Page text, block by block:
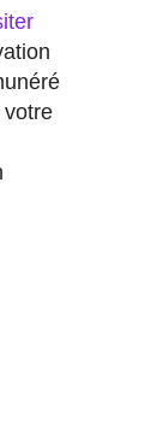
votre